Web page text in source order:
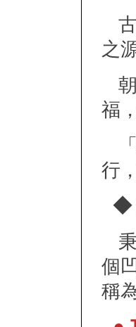
古
之
福
「
行
◆
秉
個
稱